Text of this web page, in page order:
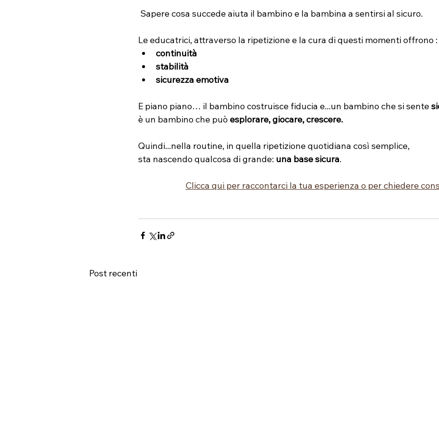
Sapere cosa succede aiuta il bambino e la bambina a sentirsi al sicuro.
Le educatrici, attraverso la ripetizione e la cura di questi momenti offrono :
continuità
stabilità
sicurezza emotiva
E piano piano… il bambino costruisce fiducia e...un bambino che si sente
è un bambino che può esplorare, giocare, crescere.
Quindi...nella routine, in quella ripetizione quotidiana così semplice,
sta nascendo qualcosa di grande: una base sicura.
Clicca qui per raccontarci la tua esperienza o per chiedere
Post recenti